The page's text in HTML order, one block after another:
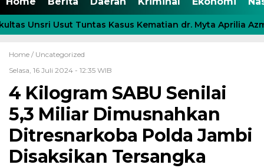
Unsri Usut Tuntas Kasus Kematian dr. Myta Aprilia Azmy
Home / Uncategorized
Selasa, 16 Juli 2024 - 12:35 WIB
4 Kilogram SABU Senilai
5,3 Miliar Dimusnahkan
Ditresnarkoba Polda Jambi
Disaksikan Tersangka